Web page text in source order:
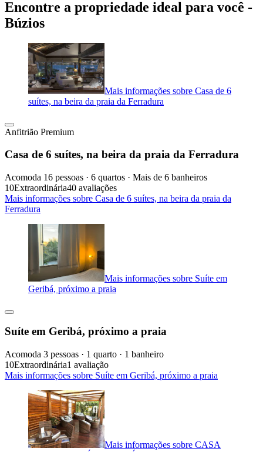
Encontre a propriedade ideal para você -
Búzios
Mais informações sobre Casa de 6
suítes, na beira da praia da Ferradura
Anfitrião Premium
Casa de 6 suítes, na beira da praia da Ferradura
Acomoda 16 pessoas · 6 quartos · Mais de 6 banheiros
10Extraordinária40 avaliações
Mais informações sobre Casa de 6 suítes, na beira da praia da
Ferradura
Mais informações sobre Suíte em
Geribá, próximo a praia
Suíte em Geribá, próximo a praia
Acomoda 3 pessoas · 1 quarto · 1 banheiro
10Extraordinária1 avaliação
Mais informações sobre Suíte em Geribá, próximo a praia
Mais informações sobre CASA